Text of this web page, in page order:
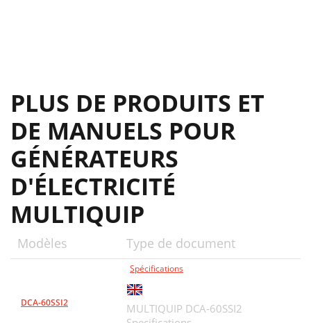
PLUS DE PRODUITS ET
DE MANUELS POUR
GÉNÉRATEURS
D'ÉLECTRICITÉ
MULTIQUIP
Modèles Type de document
DCA-60SSI2
Spécifications
MULTIQUIP DCA-60SSI2